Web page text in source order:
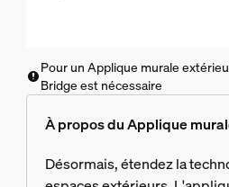
Pour un Applique murale
Bridge est nécessaire
À propos du Applique
Désormais, étendez la